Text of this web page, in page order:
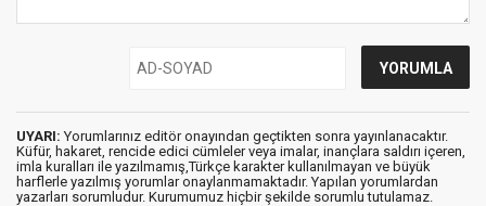
UYARI: Yorumlarınız editör onayından geçtikten sonra yayınlanacaktır.
Küfür, hakaret, rencide edici cümleler veya imalar, inançlara saldırı içeren,
imla kuralları ile yazılmamış,Türkçe karakter kullanılmayan ve büyük
harflerle yazılmış yorumlar onaylanmamaktadır. Yapılan yorumlardan
yazarları sorumludur. Kurumumuz hiçbir şekilde sorumlu tutulamaz.